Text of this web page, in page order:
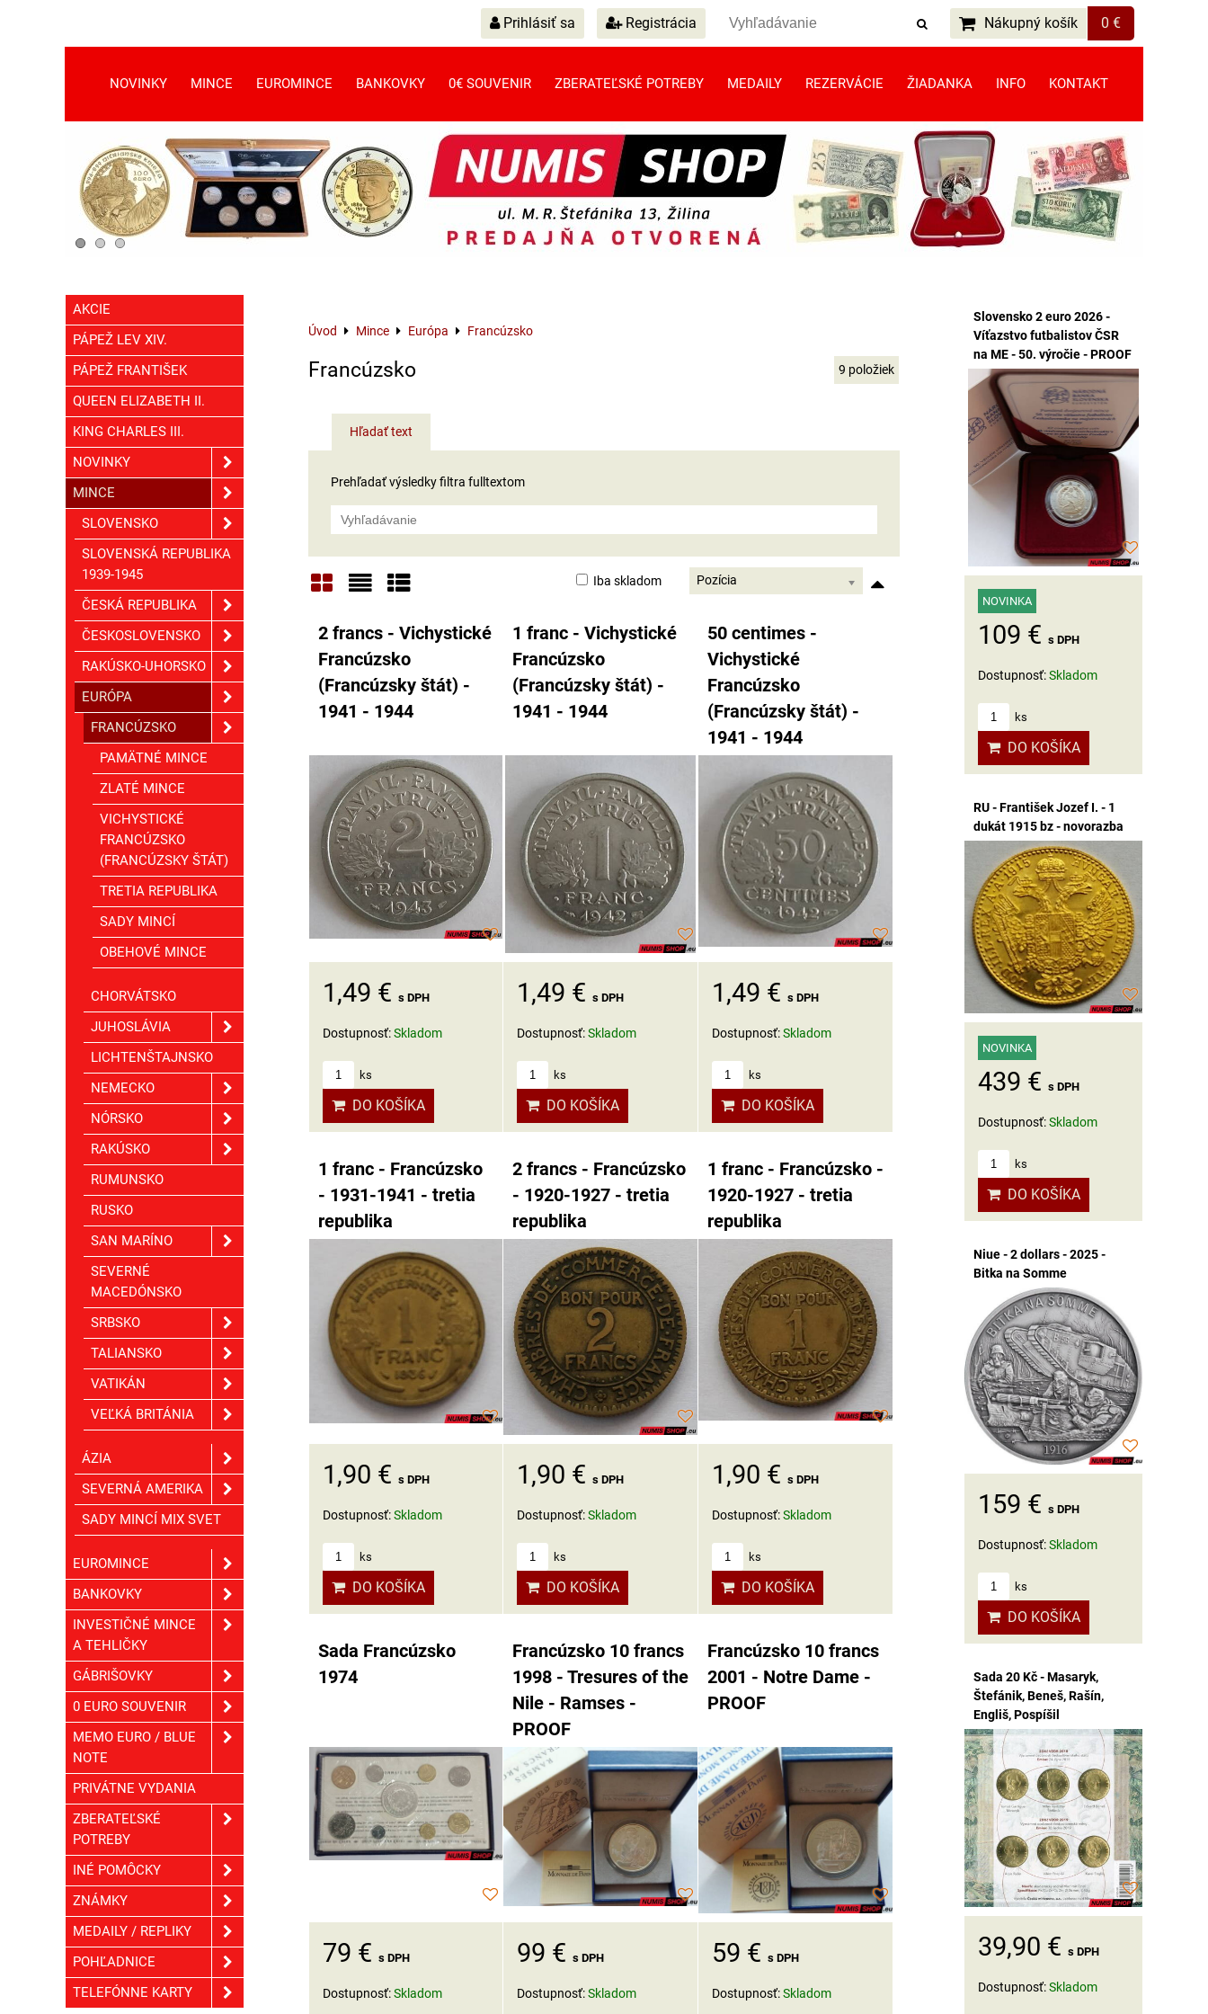
Prihlásiť sa Registrácia Nákupný košík 0 €
NOVINKY MINCE EUROMINCE BANKOVKY 0€ SOUVENIR ZBERATEĽSKÉ POTREBY MEDAILY REZERVÁCIE ŽIADANKA INFO KONTAKT
Úvod Mince Európa Francúzsko
Francúzsko 9 položiek
Hľadať text
Prehľadať výsledky filtra fulltextom
Pozícia
Iba skladom
2 francs - Vichystické
Francúzsko
(Francúzsky štát) -
1941 - 1944
1,49 € s DPH
Dostupnosť:Skladom
ks
DO KOŠÍKA
1 franc - Vichystické
Francúzsko
(Francúzsky štát) -
1941 - 1944
1,49 €s DPH
Dostupnosť:Skladom
ks
DO KOŠÍKA
50 centimes -
Vichystické
Francúzsko
(Francúzsky štát) -
1941 - 1944
1,49 €s DPH
Dostupnosť:Skladom
ks
DO KOŠÍKA
1 franc - Francúzsko
- 1931-1941 - tretia
republika
1,90 € s DPH
Dostupnosť:Skladom
ks
DO KOŠÍKA
2 francs - Francúzsko
- 1920-1927 - tretia
republika
1,90 €s DPH
Dostupnosť:Skladom
ks
DO KOŠÍKA
1 franc - Francúzsko -
1920-1927 - tretia
republika
1,90 €s DPH
Dostupnosť:Skladom
ks
DO KOŠÍKA
Sada Francúzsko
1974
79 € s DPH
Dostupnosť:Skladom
Francúzsko 10 francs
1998 - Tresures of the
Nile - Ramses -
PROOF
99 €s DPH
Dostupnosť:Skladom
Francúzsko 10 francs
2001 - Notre Dame -
PROOF
59 €s DPH
Dostupnosť:Skladom
AKCIE
PÁPEŽ LEV XIV.
PÁPEŽ FRANTIŠEK
QUEEN ELIZABETH II.
KING CHARLES III.
NOVINKY
MINCE
SLOVENSKO
SLOVENSKÁ REPUBLIKA
1939-1945
ČESKÁ REPUBLIKA
ČESKOSLOVENSKO
RAKÚSKO-UHORSKO
EURÓPA
FRANCÚZSKO
PAMÄTNÉ MINCE
ZLATÉ MINCE
VICHYSTICKÉ
FRANCÚZSKO
(FRANCÚZSKY ŠTÁT)
TRETIA REPUBLIKA
SADY MINCÍ
OBEHOVÉ MINCE
CHORVÁTSKO
JUHOSLÁVIA
LICHTENŠTAJNSKO
NEMECKO
NÓRSKO
RAKÚSKO
RUMUNSKO
RUSKO
SAN MARÍNO
SEVERNÉ
MACEDÓNSKO
SRBSKO
TALIANSKO
VATIKÁN
VEĽKÁ BRITÁNIA
ÁZIA
SEVERNÁ AMERIKA
SADY MINCÍ MIX SVET
EUROMINCE
BANKOVKY
INVESTIČNÉ MINCE
A TEHLIČKY
GÁBRIŠOVKY
0 EURO SOUVENIR
MEMO EURO / BLUE
NOTE
PRIVÁTNE VYDANIA
ZBERATEĽSKÉ
POTREBY
INÉ POMÔCKY
ZNÁMKY
MEDAILY / REPLIKY
POHĽADNICE
TELEFÓNNE KARTY
Slovensko 2 euro 2026 -
Víťazstvo futbalistov ČSR
na ME - 50. výročie - PROOF
NOVINKA
109 € s DPH
Dostupnosť:Skladom
ks
DO KOŠÍKA
RU - František Jozef I. - 1
dukát 1915 bz - novorazba
NOVINKA
439 € s DPH
Dostupnosť:Skladom
ks
DO KOŠÍKA
Niue - 2 dollars - 2025 -
Bitka na Somme
159 € s DPH
Dostupnosť:Skladom
ks
DO KOŠÍKA
Sada 20 Kč - Masaryk,
Štefánik, Beneš, Rašín,
Engliš, Pospíšil
39,90 € s DPH
Dostupnosť:Skladom